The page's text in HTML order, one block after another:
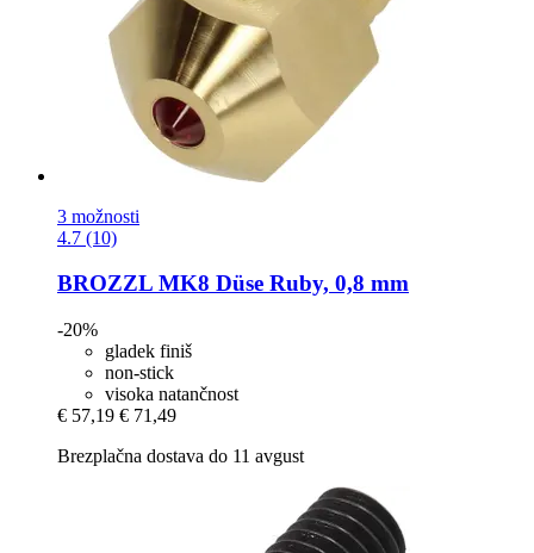
3 možnosti
4.7 (10)
BROZZL MK8 Düse Ruby, 0,8 mm
-20%
gladek finiš
non-stick
visoka natančnost
€ 57,19 € 71,49
Brezplačna dostava do 11 avgust